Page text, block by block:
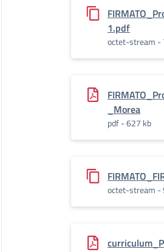
1.pdf
octet-stream -
_Morea
pdf - 627 kb
octet-stream -